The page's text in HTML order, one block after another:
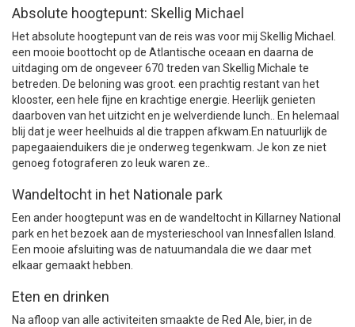
Absolute hoogtepunt: Skellig Michael
Het absolute hoogtepunt van de reis was voor mij Skellig Michael.
een mooie boottocht op de Atlantische oceaan en daarna de
uitdaging om de ongeveer 670 treden van Skellig Michale te
betreden. De beloning was groot. een prachtig restant van het
klooster, een hele fijne en krachtige energie. Heerlijk genieten
daarboven van het uitzicht en je welverdiende lunch.. En helemaal
blij dat je weer heelhuids al die trappen afkwam.En natuurlijk de
papegaaienduikers die je onderweg tegenkwam. Je kon ze niet
genoeg fotograferen zo leuk waren ze..
Wandeltocht in het Nationale park
Een ander hoogtepunt was en de wandeltocht in Killarney National
park en het bezoek aan de mysterieschool van Innesfallen Island.
Een mooie afsluiting was de natuumandala die we daar met
elkaar gemaakt hebben.
Eten en drinken
Na afloop van alle activiteiten smaakte de Red Ale, bier, in de